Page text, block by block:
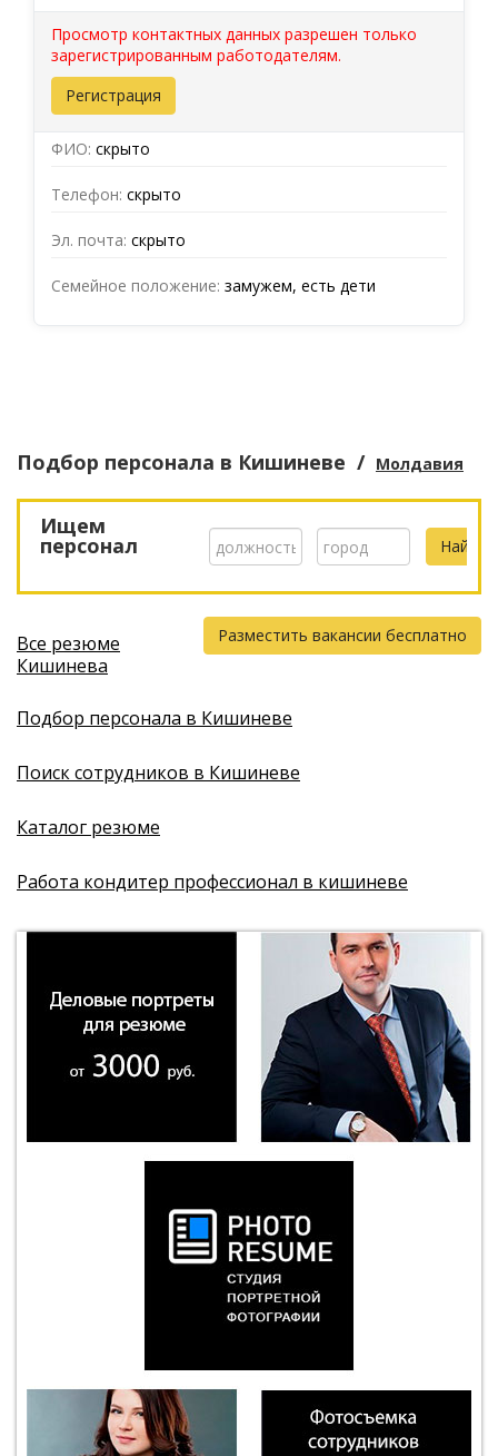
Просмотр контактных данных разрешен только
зарегистрированным работодателям.
Регистрация
ФИО: скрыто
Телефон: скрыто
Эл. почта: скрыто
Семейное положение: замужем, есть дети
Подбор персонала в Кишиневе / Молдавия
Ищем
персонал
Разместить вакансии бесплатно
Все резюме
Кишинева
Подбор персонала в Кишиневе
Поиск сотрудников в Кишиневе
Каталог резюме
Работа кондитер профессионал в кишиневе